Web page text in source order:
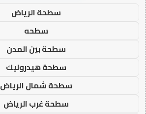
سطحة الرياض
سطحه
سطحة بين المدن
سطحة هيدروليك
سطحة شمال الرياض
سطحة غرب الرياض